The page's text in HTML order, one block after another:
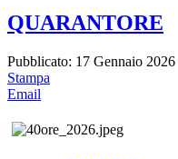
QUARANTORE
Pubblicato: 17 Gennaio 2026
Stampa
Email